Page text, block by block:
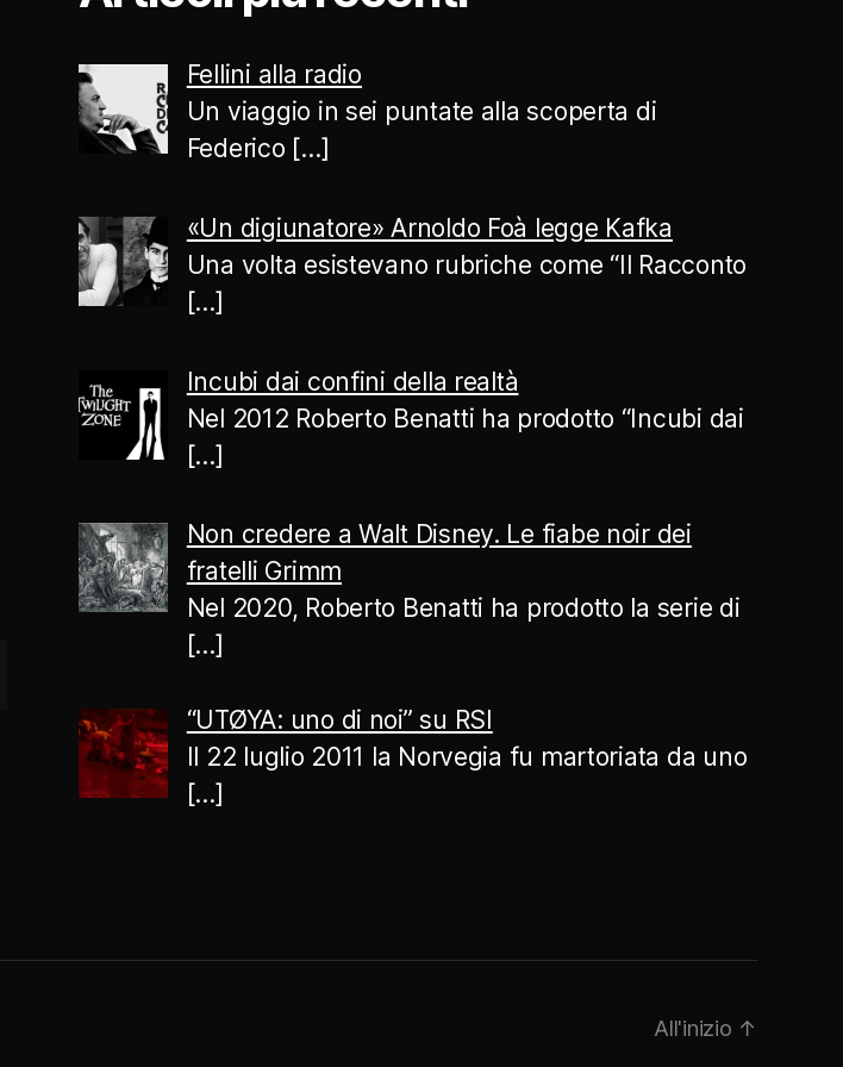
Fellini alla radio
Un viaggio in sei puntate alla scoperta di
Federico […]
«Un digiunatore» Arnoldo Foà legge Kafka
Una volta esistevano rubriche come “Il Racconto
[…]
Incubi dai confini della realtà
Nel 2012 Roberto Benatti ha prodotto “Incubi dai
[…]
Non credere a Walt Disney. Le fiabe noir dei
fratelli Grimm
Nel 2020, Roberto Benatti ha prodotto la serie di
[…]
“UTØYA: uno di noi” su RSI
Il 22 luglio 2011 la Norvegia fu martoriata da uno
[…]
All'inizio ↑